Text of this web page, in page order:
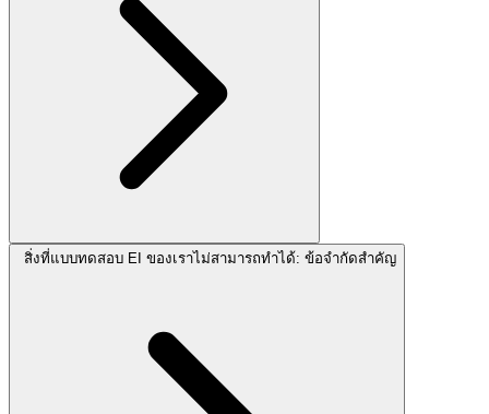
สิ่งที่แบบทดสอบ EI ของเราไม่สามารถทำได้: ข้อจำกัดสำคัญ